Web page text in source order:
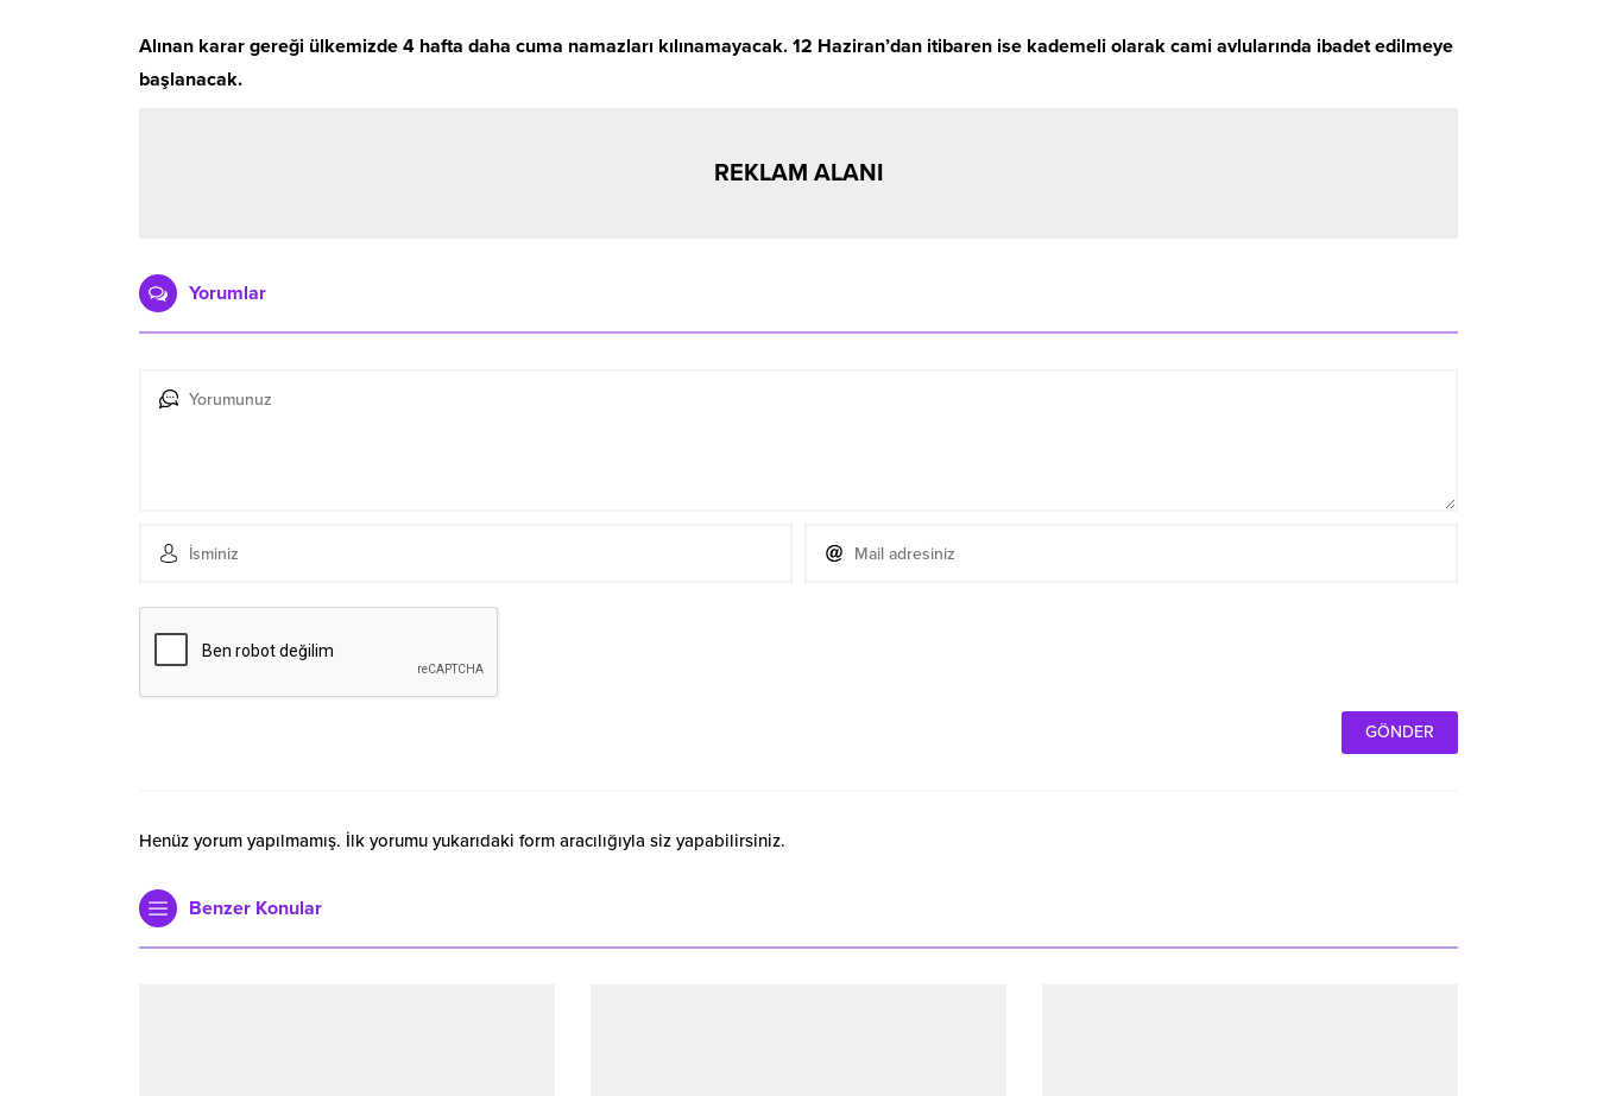
Alınan karar gereği ülkemizde 4 hafta daha cuma namazları kılınamayacak. 12 Haziran’dan itibaren ise kademeli olarak cami avlularında ibadet edilmeye
başlanacak.
REKLAM ALANI
Yorumlar
Henüz yorum yapılmamış. İlk yorumu yukarıdaki form aracılığıyla siz yapabilirsiniz.
Benzer Konular